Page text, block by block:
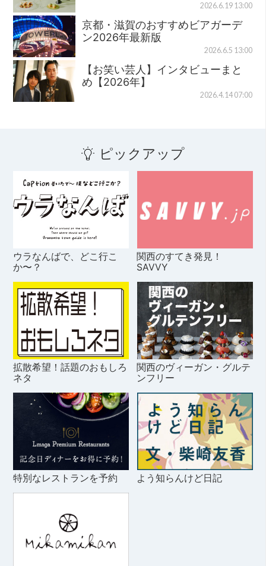
2026.6.19 13:00
京都・滋賀のおすすめビアガーデ
ン2026年最新版
2026.6.5 13:00
【お笑い芸人】インタビューまと
め【2026年】
2026.4.14 07:00
ピックアップ
ウラなんばで、どこ行こ
か〜？
関西のすてき発見！
SAVVY
拡散希望！話題のおもしろ
ネタ
関西のヴィーガン・グルテ
ンフリー
特別なレストランを予約 よう知らんけど日記